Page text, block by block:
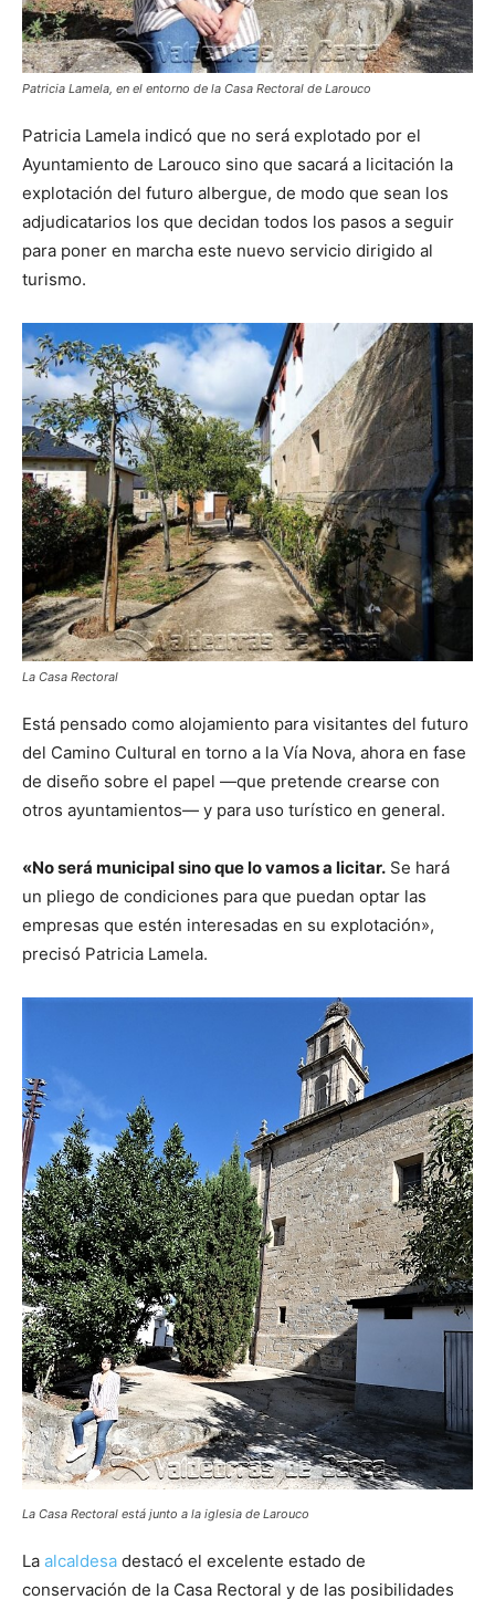
Patricia Lamela, en el entorno de la Casa Rectoral de Larouco
Patricia Lamela indicó que no será explotado por el
Ayuntamiento de Larouco sino que sacará a licitación la
explotación del futuro albergue, de modo que sean los
adjudicatarios los que decidan todos los pasos a seguir
para poner en marcha este nuevo servicio dirigido al
turismo.
La Casa Rectoral
Está pensado como alojamiento para visitantes del futuro
del Camino Cultural en torno a la Vía Nova, ahora en fase
de diseño sobre el papel —que pretende crearse con
otros ayuntamientos— y para uso turístico en general.
«No será municipal sino que lo vamos a licitar. Se hará
un pliego de condiciones para que puedan optar las
empresas que estén interesadas en su explotación»,
precisó Patricia Lamela.
La Casa Rectoral está junto a la iglesia de Larouco
La alcaldesa destacó el excelente estado de
conservación de la Casa Rectoral y de las posibilidades